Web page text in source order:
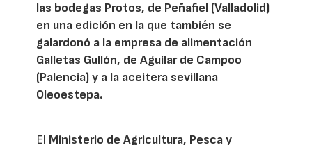
las bodegas Protos, de Peñafiel (Valladolid)
en una edición en la que también se
galardonó a la empresa de alimentación
Galletas Gullón, de Aguilar de Campoo
(Palencia) y a la aceitera sevillana
Oleoestepa.
El Ministerio de Agricultura, Pesca y